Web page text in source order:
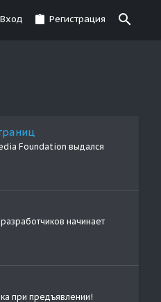
Вход Регистрация
Foundation выдался
начинает
при предъявлении!